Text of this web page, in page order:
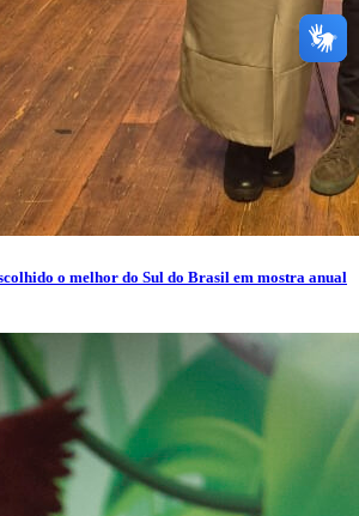
o melhor do Sul do Brasil em mostra anual